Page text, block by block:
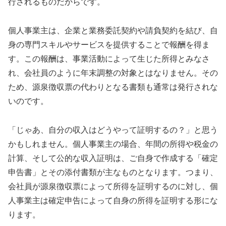
行されるものだからです。
個人事業主は、企業と業務委託契約や請負契約を結び、自
身の専門スキルやサービスを提供することで報酬を得ま
す。この報酬は、事業活動によって生じた所得とみなさ
れ、会社員のように年末調整の対象とはなりません。その
ため、源泉徴収票の代わりとなる書類も通常は発行されな
いのです。
「じゃあ、自分の収入はどうやって証明するの？」と思う
かもしれません。個人事業主の場合、年間の所得や税金の
計算、そして公的な収入証明は、ご自身で作成する「確定
申告書」とその添付書類が主なものとなります。つまり、
会社員が源泉徴収票によって所得を証明するのに対し、個
人事業主は確定申告によって自身の所得を証明する形にな
ります。